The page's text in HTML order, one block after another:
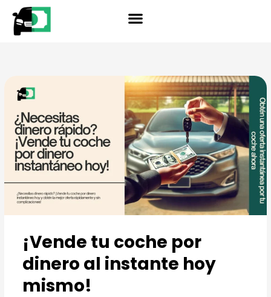
contenido
¡Vende tu coche por
dinero al instante hoy
mismo!
Year
Make
Model